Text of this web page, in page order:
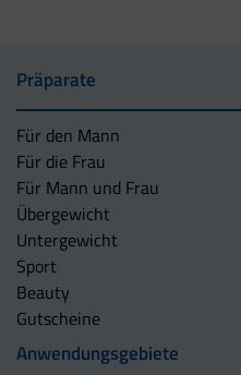
Präparate
Für den Mann
Für die Frau
Für Mann und Frau
Übergewicht
Untergewicht
Sport
Beauty
Gutscheine
Anwendungsgebiete